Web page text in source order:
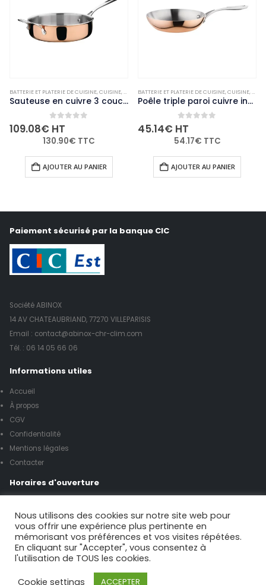
ET CASSEROLES, NON-PALETTISABLE
BATTERIE ET PLATERIE DE CUISINE,CUISINE,MARMITES ET CASSEROLES, NON-PALETTISABLE
Sauteuse en cuivre 3 couches induction Vogue 240mm
0 out of 5
109.08€ HT
130.90€ TTC
AJOUTER AU PANIER
BATTERIE ET PLATERIE DE CUISINE,CUISINE,
Poêle triple paroi cuivre induction Vogue 200mm
0out of 5
45.14€ HT
54.17€ TTC
AJOUTER AU PANIER
Paiement sécurisé par la banque CIC
Société ABINOX
14 AV CHATEAUBRIAND, 77270 VILLEPARISIS
Email : contact@abinox-chr-clim.com
Tél. : 06 14 05 66 06
Informations utiles
Accueil
À propos
CGV
Confidentialité
Mentions légales
Contacter
Horaires d'ouverture
Samedi de 9h00 à 12h00
Nous utilisons des cookies sur notre site web pour
vous offrir une expérience plus pertinente en
mémorisant vos préférences et vos visites répétées.
En cliquant sur "Accepter", vous consentez à
l'utilisation de TOUS les cookies.
Cookie settings
ACCEPTER